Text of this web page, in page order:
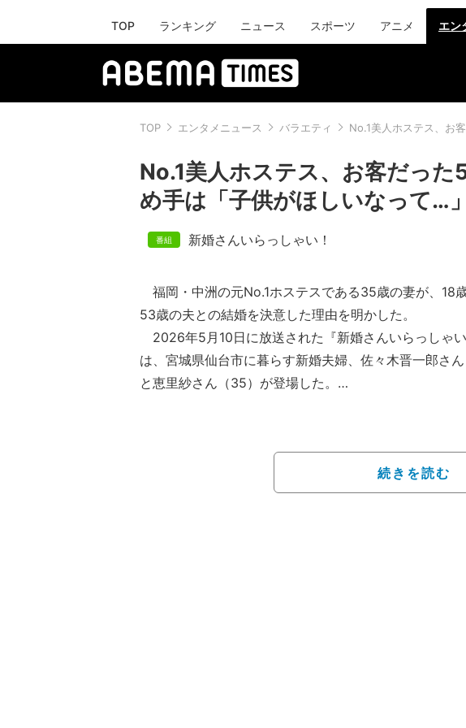
TOP ランキング ニュース スポーツ アニメ エン
TOP エンタメニュース バラエティ No.1美人ホステス、お
No.1美人ホステス、お客だっ
め手は「子供がほしいなって…」
新婚さんいらっしゃい！
福岡・中洲の元No.1ホステスである35歳の妻が、18
53歳の夫との結婚を決意した理由を明かした。
2026年5月10日に放送された『新婚さんいらっしゃ
は、宮城県仙台市に暮らす新婚夫婦、佐々木晋一郎さん
と恵里紗さん（35）が登場した。
のように店へ通い詰めたという。そして10年間の交流
食事の席で夫がついに「結婚しようか」と告白した。
続きを読む